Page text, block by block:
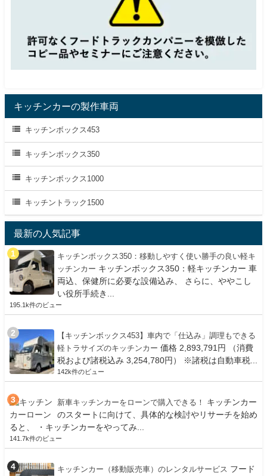
キッチンカーの製作車両
キッチンボックス453
キッチンボックス350
キッチンボックス1000
キッチントラック1500
最新の人気記事
キッチンボックス350：移動しやすく使い勝手の良い軽キ
ッチンカー キッチンボックス350：軽キッチンカー 車
両込、保健所に必要な設備込み、 さらに、ややこし
い役所手続き...
195.1k件のビュー
【キッチンボックス453】車内で「仕込み」調理もできる
軽トラサイズのキッチンカー 価格 2,893,791円 （消費
税および諸税込み 3,254,780円） ※諸税は自動車税...
142k件のビュー
新車キッチンカーをローンで購入できる！
キッチンカー
のスタートに向けて、具体的な検討やリサーチを始め
ると、 ・キッチンカーをやってみ...
141.7k件のビュー
キッチンカー（移動販売車）のレンタルサービス フード